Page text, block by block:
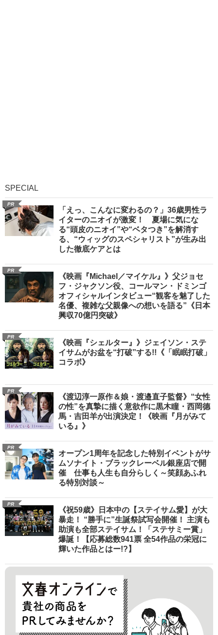
SPECIAL
PR
「えっ、こんなに変わるの？」36歳男性ラ
イターのニオイが激変！ 夏場に気にな
る“頭皮のニオイ”や“ベタつき”を解消す
る、“ウィッグのスペシャリスト”が生み出
した徹底ケアとは
PR
《映画『Michael／マイケル』》父ジョセ
フ・ジャクソン役、コールマン・ドミンゴ
オフィシャルインタビュー“観客を魅了した
名優、複雑な父親像への想いを語る”《日本
興収70億円突破》
PR
《映画『シェルター』》ジェイソン・ステ
イサムがお盆を“打破”する!!《「眠眠打破」
コラボ》
PR
《渡辺淳一原作＆娘・渡邉直子監督》“女性
の性”を真摯に描く意欲作に黒木瞳・西岡德
馬・吉田羊が出演決定！《映画『月がみて
いる』》
PR
オープン1周年を記念した特別イベントがサ
ムソナイト・ブラックレーベル銀座店で開
催 仕事も人生も自分らしく～笑顔あふれ
る特別対談～
PR
《祝59歳》日本中の【ステイサム愛】が大
暴走！ “勝手に”生誕祭試写会開催！ 主演も
助演も全部ステイサム！「ステサミー賞」
爆誕！【応募総数941票 全54作品の栄冠に
輝いた作品とはー!?】